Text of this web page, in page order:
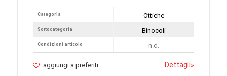
Categoria
Sottocategoria
Condizioni articolo
Ottiche
Binocoli
n.d.
aggiungi a preferiti Dettagli»